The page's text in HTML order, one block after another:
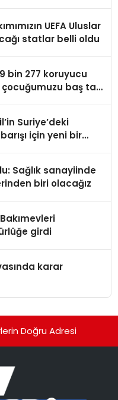
UEFA Uluslar
statlar belli oldu
bin 277 koruyucu
çocuğumuzu baş tacı
Suriye’deki
için yeni bir
Sağlık sanayiinde
biri olacağız
girdi
karar
Doğru Adresi